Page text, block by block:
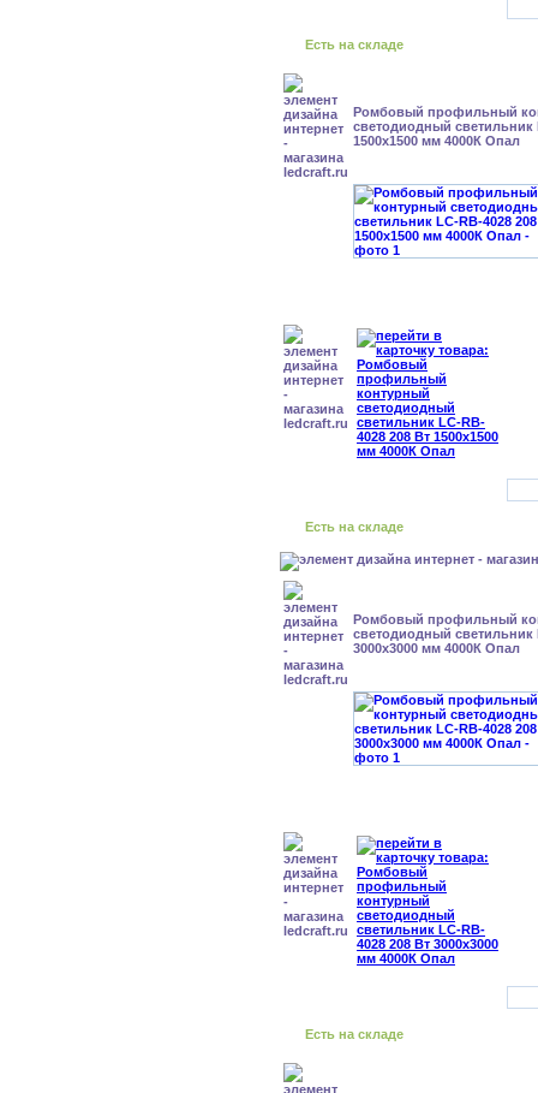
Есть на складе
Ромбовый профильный
светодиодный светильник
1500x1500 мм 4000К Опал
Есть на складе
Ромбовый профильный
светодиодный светильник
3000x3000 мм 4000К Опал
Есть на складе